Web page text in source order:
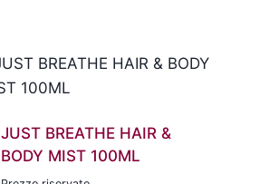
JUST BREATHE HAIR &
BODY MIST 100ML